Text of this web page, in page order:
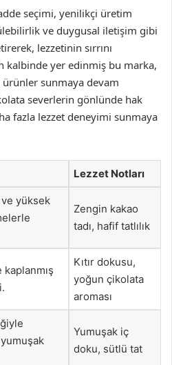
seçimi, yenilikçi üretim
ve duygusal iletişim gibi
lezzetinin sırrını
kalbinde yer edinmiş bu marka,
sunmaya devam
severlerin gönlünde hak
fazla lezzet deneyimi sunmaya
Lezzet Notları
yüksek
Zengin kakao
tadı, hafif tatlılık
kaplanmış
Kıtır dokusu,
yoğun çikolata
aroması
Yumuşak iç
doku, sütlü tat